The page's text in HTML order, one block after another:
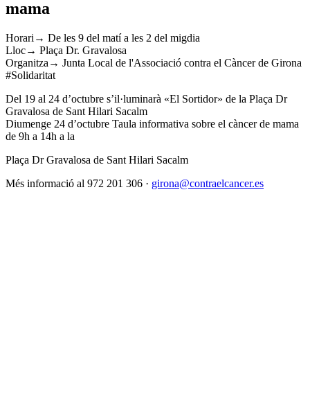
mama
Horari→ De les 9 del matí a les 2 del migdia
Lloc→ Plaça Dr. Gravalosa
Organitza→ Junta Local de l'Associació contra el Càncer de Girona
#Solidaritat
Del 19 al 24 d’octubre s’il·luminarà «El Sortidor» de la Plaça Dr
Gravalosa de Sant Hilari Sacalm
Diumenge 24 d’octubre Taula informativa sobre el càncer de mama
de 9h a 14h a la
Plaça Dr Gravalosa de Sant Hilari Sacalm
Més informació al 972 201 306 · girona@contraelcancer.es